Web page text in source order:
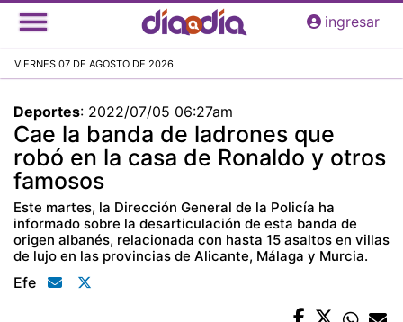
Pasar
al
principal
ingresar
VIERNES 07 DE AGOSTO DE 2026
Deportes: 2022/07/05 06:27am
Cae la banda de ladrones que
robó en la casa de Ronaldo y otros
famosos
Este martes, la Dirección General de la Policía ha
informado sobre la desarticulación de esta banda de
origen albanés, relacionada con hasta 15 asaltos en villas
de lujo en las provincias de Alicante, Málaga y Murcia.
Efe